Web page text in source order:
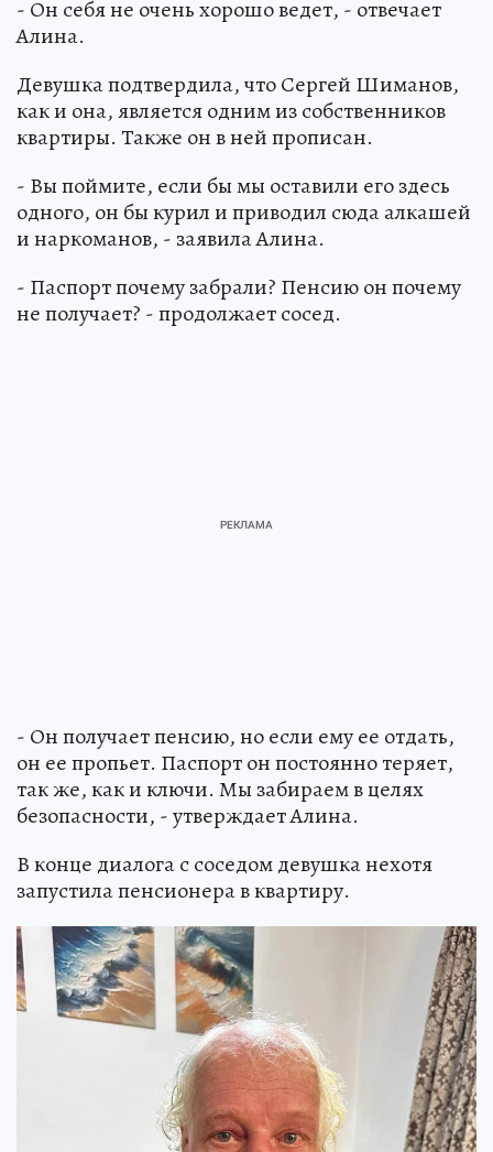
- Он себя не очень хорошо ведет, - отвечает
Алина.
Девушка подтвердила, что Сергей Шиманов,
как и она, является одним из собственников
квартиры. Также он в ней прописан.
- Вы поймите, если бы мы оставили его здесь
одного, он бы курил и приводил сюда алкашей
и наркоманов, - заявила Алина.
- Паспорт почему забрали? Пенсию он почему
не получает? - продолжает сосед.
- Он получает пенсию, но если ему ее отдать,
он ее пропьет. Паспорт он постоянно теряет,
так же, как и ключи. Мы забираем в целях
безопасности, - утверждает Алина.
В конце диалога с соседом девушка нехотя
запустила пенсионера в квартиру.